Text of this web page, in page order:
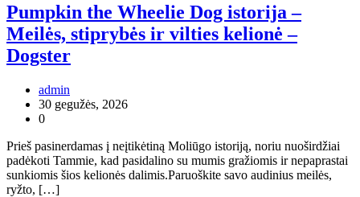
Pumpkin the Wheelie Dog istorija –
Meilės, stiprybės ir vilties kelionė –
Dogster
admin
30 gegužės, 2026
0
Prieš pasinerdamas į neįtikėtiną Moliūgo istoriją, noriu nuoširdžiai
padėkoti Tammie, kad pasidalino su mumis gražiomis ir nepaprastai
sunkiomis šios kelionės dalimis.Paruoškite savo audinius meilės,
ryžto, […]